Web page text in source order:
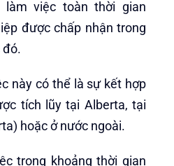
làm việc toàn thời gian
được chấp nhận trong
đó.
này có thể là sự kết hợp
tích lũy tại Alberta, tại
hoặc ở nước ngoài.
trong khoảng thời gian